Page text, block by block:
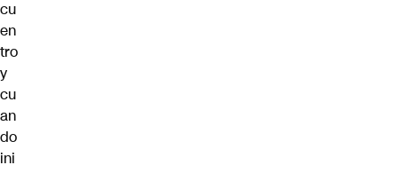
cu
en
tro
y
cu
an
do
ini